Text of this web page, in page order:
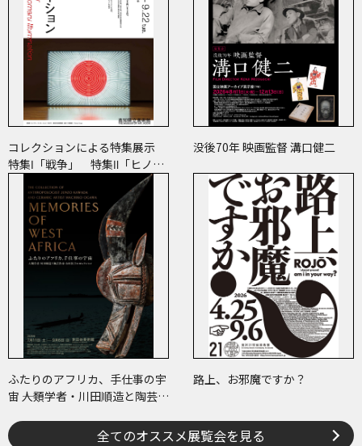
コレクションによる特集展示
特集Ⅰ「戦争」 特集Ⅱ「ヒノマ
没後70年 映画監督 溝口健二
ふたりのアフリカ、手仕事の宇
宙 ――人類学者・川田順造と陶芸作
路上、お邪魔ですか？
全てのオススメ展覧会を見る